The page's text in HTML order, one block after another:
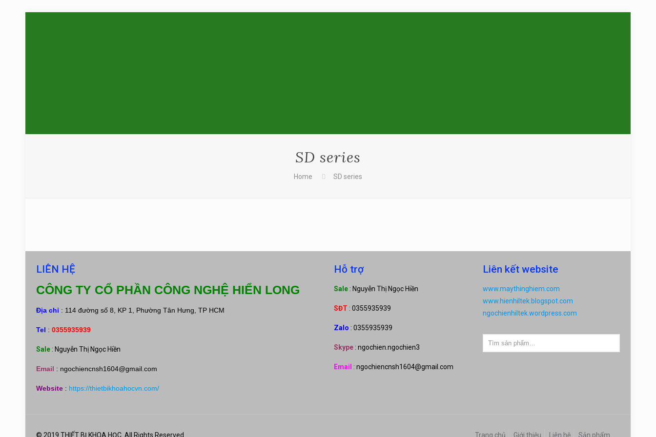
SD series
Home SD series
LIÊN HỆ
CÔNG TY CỔ PHẦN CÔNG NGHỆ HIỂN LONG
Địa chỉ : 114 đường số 8, KP 1, Phường Tân Hưng, TP HCM
Tel :0355935939
Sale : Nguyễn Thị Ngọc Hiền
Email : ngochiencnsh1604@gmail.com
Website : https://thietbikhoahocvn.com/
Hỗ trợ
Sale : Nguyễn Thị Ngọc Hiền
SĐT : 0355935939
Zalo : 0355935939
Skype : ngochien.ngochien3
Email : ngochiencnsh1604@gmail.com
Liên kết website
www.maythinghiem.com
www.hienhiltek.blogspot.com
ngochienhiltek.wordpress.com
© 2019 THIẾT BỊ KHOA HỌC. All Rights Reserved Trang chủ Giới thiệu Liên hệ Sản phẩm